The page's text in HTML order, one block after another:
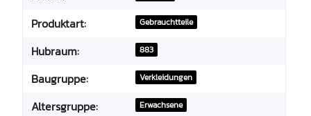
Produktart: Gebrauchtteile
Hubraum: 883
Baugruppe: Verkleidungen
Altersgruppe: Erwachsene